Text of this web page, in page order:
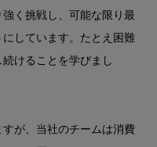
く挑戦し、可能な限り最
しています。たとえ困難
けることを学びまし
すが、当社のチームは消費